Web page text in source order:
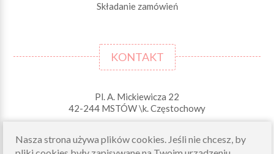
Składanie zamówień
KONTAKT
Pl. A. Mickiewicza 22
42-244 MSTÓW \k. Częstochowy
pn-pt 10.00-16.00
Nasza strona używa plików cookies. Jeśli nie chcesz, by